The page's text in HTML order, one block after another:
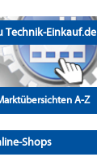
Technik-Einkauf.de
A-Z
Shops